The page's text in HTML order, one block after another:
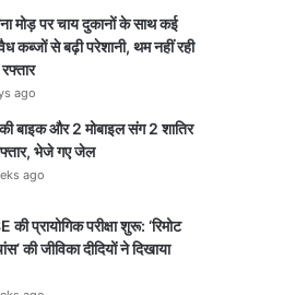
मोड़ पर चाय दुकानों के साथ कई
कब्जों से बढ़ी परेशानी, थम नहीं रही
ago
बाइक और 2 मोबाइल संग 2 शातिर
भेजे गए जेल
ago
की प्रायोगिक परीक्षा शुरू: ‘रिमोट
की जीविका दीदियों ने दिखाया